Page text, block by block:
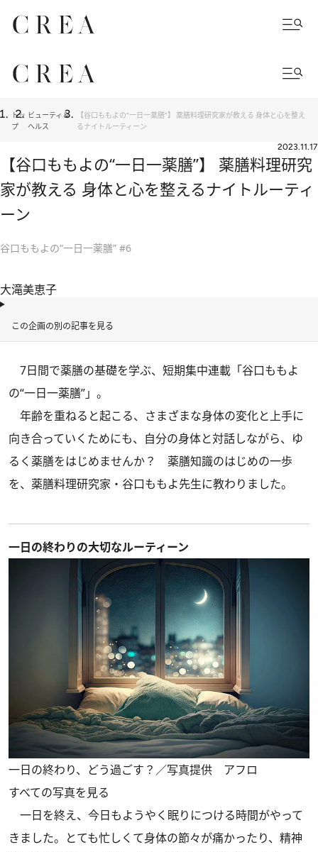
トッ
プ
ビューティ＆
ヘルス
【谷口ももよの“一日一薬膳”】 薬膳料理研究家が教える 身体と心を整え
るナイトルーティーン
2023.11.17
【谷口ももよの“一日一薬膳”】 薬膳料理研究
家が教える 身体と心を整えるナイトルーティ
ーン
谷口ももよの“一日一薬膳” #6
大滝美恵子
この企画の別の記事を見る
7日間で薬膳の基礎を学ぶ、短期集中連載「谷口ももよ
の“一日一薬膳”」。
年齢を重ねると起こる、さまざまな身体の変化と上手に
向き合っていくためにも、自分の身体と対話しながら、ゆ
るく薬膳をはじめませんか？ 薬膳知識のはじめの一歩
を、薬膳料理研究家・谷口ももよ先生に教わりました。
一日の終わりの大切なルーティーン
一日の終わり、どう過ごす？／写真提供 アフロ
すべての写真を見る
一日を終え、今日もようやく眠りにつける時間がやって
きました。とても忙しくて身体の節々が痛かったり、精神